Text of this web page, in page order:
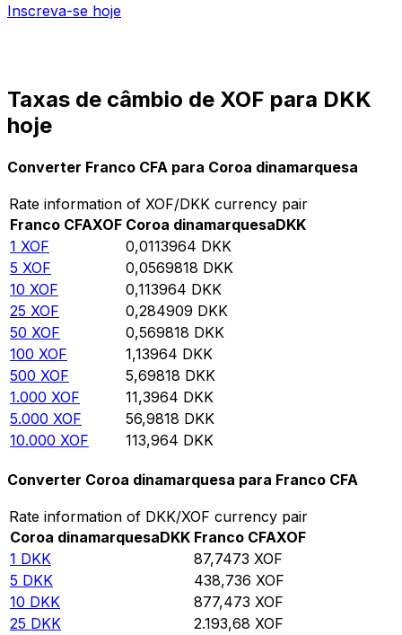
Inscreva-se hoje
Taxas de câmbio de XOF para DKK
hoje
Converter Franco CFA para Coroa dinamarquesa
Rate information of XOF/DKK currency pair
Franco CFAXOF Coroa dinamarquesaDKK
1 XOF 0,0113964 DKK
5 XOF 0,0569818 DKK
10 XOF 0,113964 DKK
25 XOF 0,284909 DKK
50 XOF 0,569818 DKK
100 XOF 1,13964 DKK
500 XOF 5,69818 DKK
1.000 XOF 11,3964 DKK
5.000 XOF 56,9818 DKK
10.000 XOF 113,964 DKK
Converter Coroa dinamarquesa para Franco CFA
Rate information of DKK/XOF currency pair
Coroa dinamarquesaDKK Franco CFAXOF
1 DKK 87,7473 XOF
5 DKK 438,736 XOF
10 DKK 877,473 XOF
25 DKK 2.193,68 XOF